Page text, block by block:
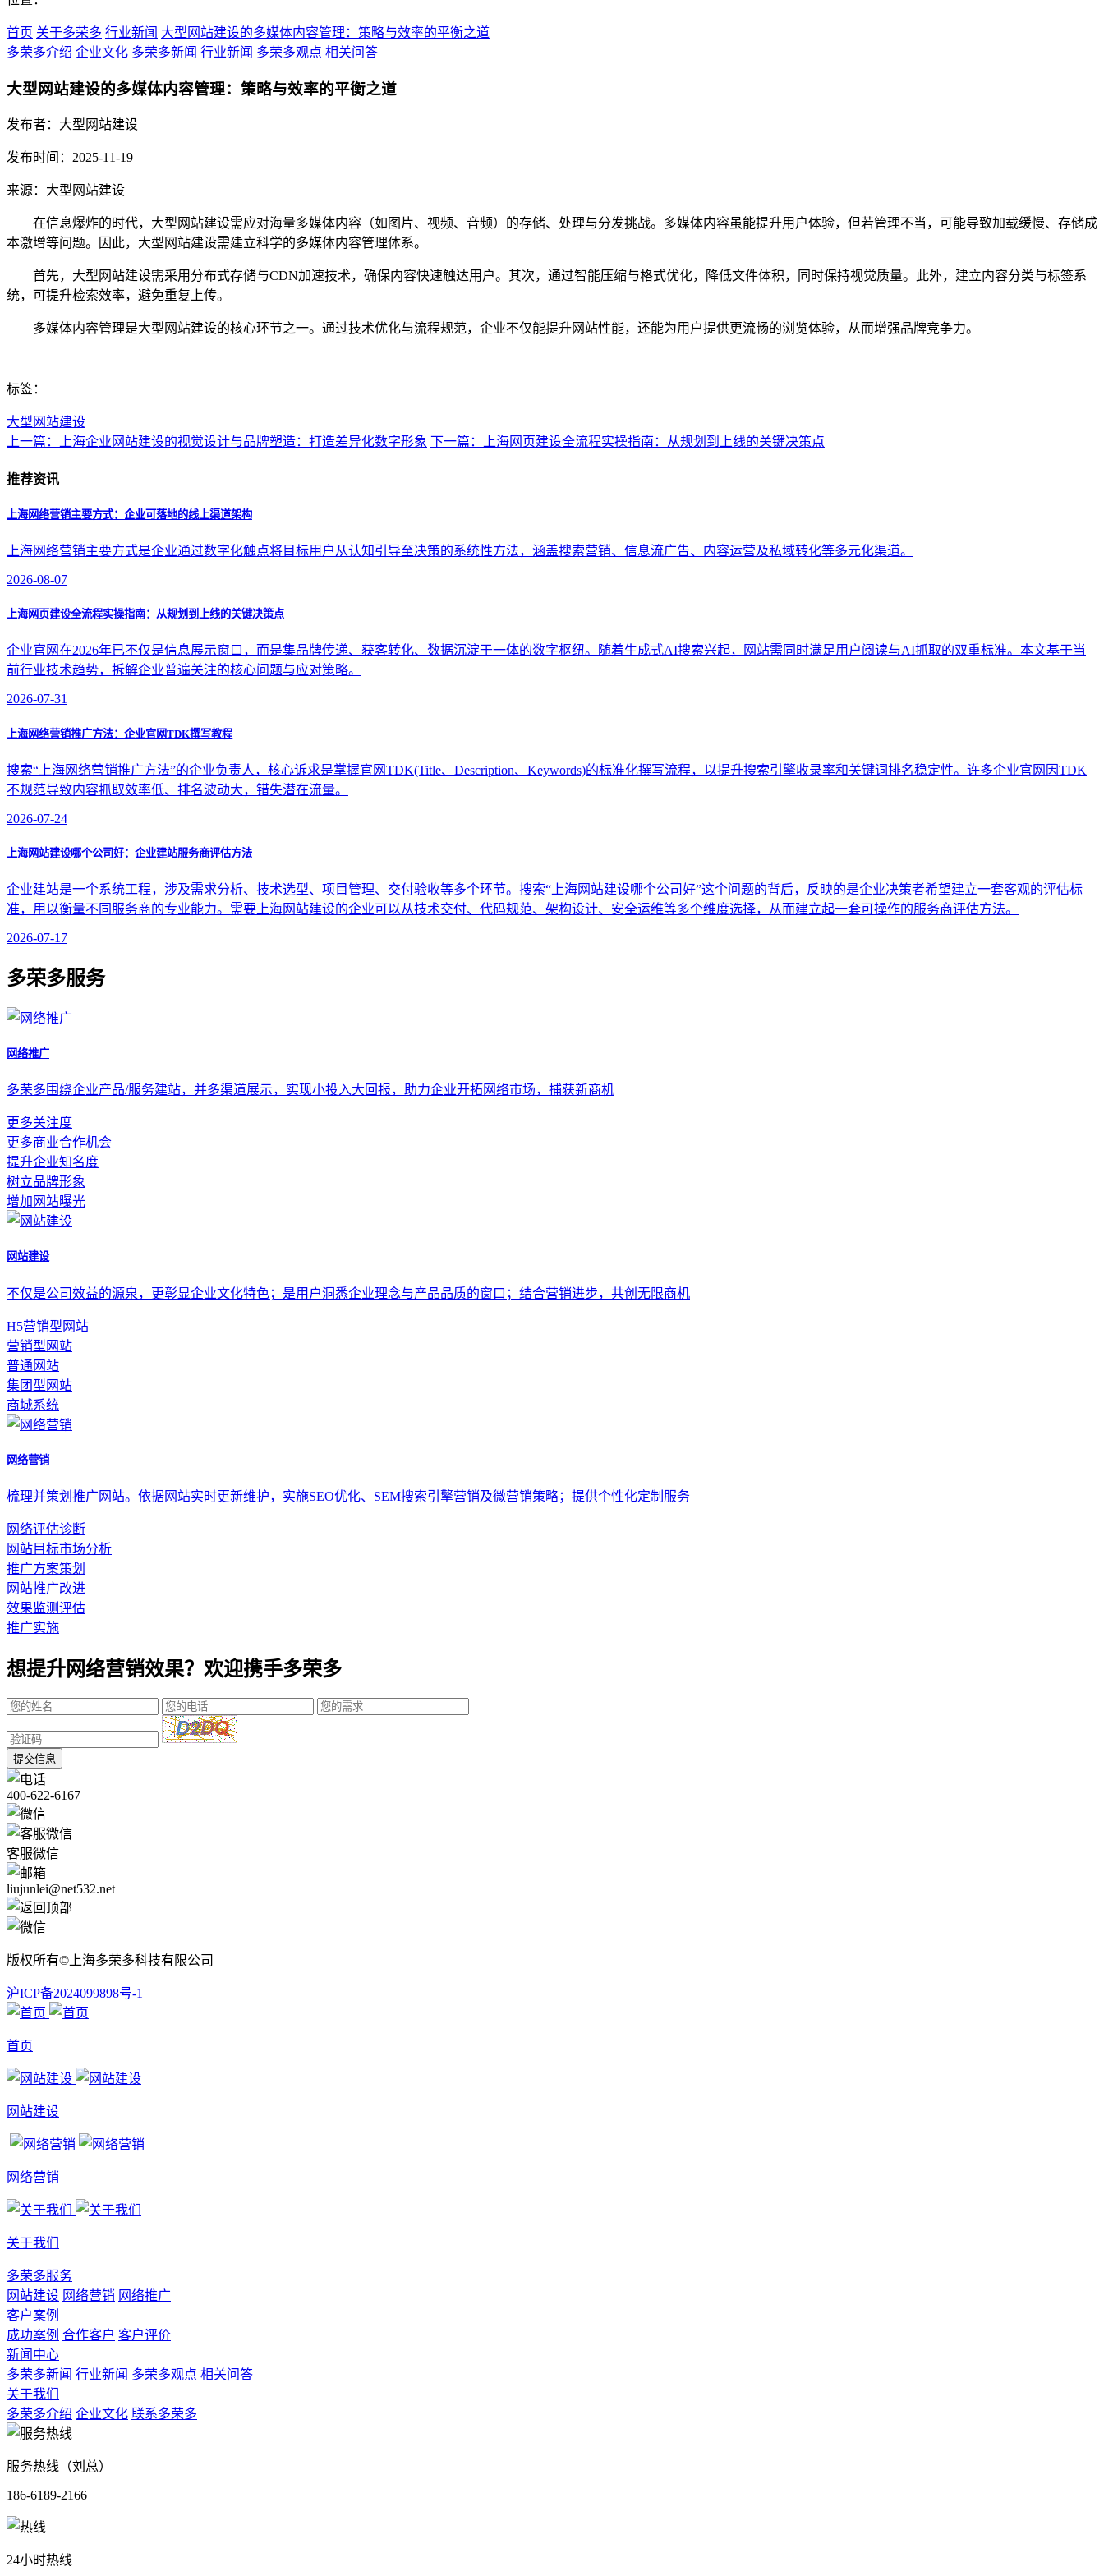
首页 关于多荣多 行业新闻 大型网站建设的多媒体内容管理：策略与效率的平衡之道
多荣多介绍 企业文化 多荣多新闻 行业新闻 多荣多观点 相关问答
大型网站建设的多媒体内容管理：策略与效率的平衡之道
发布者：大型网站建设
发布时间：2025-11-19
来源：大型网站建设
在信息爆炸的时代，大型网站建设需应对海量多媒体内容（如图片、视频、音频）的存储、处理与分发挑战。多媒体内容虽能提升用户体验，但若管理不当，可能导致加载缓慢、存储成
本激增等问题。因此，大型网站建设需建立科学的多媒体内容管理体系。
首先，大型网站建设需采用分布式存储与CDN加速技术，确保内容快速触达用户。其次，通过智能压缩与格式优化，降低文件体积，同时保持视觉质量。此外，建立内容分类与标签系
统，可提升检索效率，避免重复上传。
多媒体内容管理是大型网站建设的核心环节之一。通过技术优化与流程规范，企业不仅能提升网站性能，还能为用户提供更流畅的浏览体验，从而增强品牌竞争力。
标签：
大型网站建设
上一篇：上海企业网站建设的视觉设计与品牌塑造：打造差异化数字形象 下一篇：上海网页建设全流程实操指南：从规划到上线的关键决策点
推荐资讯
上海网络营销主要方式：企业可落地的线上渠道架构
上海网络营销主要方式是企业通过数字化触点将目标用户从认知引导至决策的系统性方法，涵盖搜索营销、信息流广告、内容运营及私域转化等多元化渠道。
2026-08-07
上海网页建设全流程实操指南：从规划到上线的关键决策点
企业官网在2026年已不仅是信息展示窗口，而是集品牌传递、获客转化、数据沉淀于一体的数字枢纽。随着生成式AI搜索兴起，网站需同时满足用户阅读与AI抓取的双重标准。本文基于当
前行业技术趋势，拆解企业普遍关注的核心问题与应对策略。
2026-07-31
上海网络营销推广方法：企业官网TDK撰写教程
搜索“上海网络营销推广方法”的企业负责人，核心诉求是掌握官网TDK(Title、Description、Keywords)的标准化撰写流程，以提升搜索引擎收录率和关键词排名稳定性。许多企业官网因TDK
不规范导致内容抓取效率低、排名波动大，错失潜在流量。
2026-07-24
上海网站建设哪个公司好：企业建站服务商评估方法
企业建站是一个系统工程，涉及需求分析、技术选型、项目管理、交付验收等多个环节。搜索“上海网站建设哪个公司好”这个问题的背后，反映的是企业决策者希望建立一套客观的评估标
准，用以衡量不同服务商的专业能力。需要上海网站建设的企业可以从技术交付、代码规范、架构设计、安全运维等多个维度选择，从而建立起一套可操作的服务商评估方法。
2026-07-17
多荣多服务
网络推广
多荣多围绕企业产品/服务建站，并多渠道展示，实现小投入大回报，助力企业开拓网络市场，捕获新商机
更多关注度
更多商业合作机会
提升企业知名度
树立品牌形象
增加网站曝光
网站建设
不仅是公司效益的源泉，更彰显企业文化特色；是用户洞悉企业理念与产品品质的窗口；结合营销进步，共创无限商机
H5营销型网站
营销型网站
普通网站
集团型网站
商城系统
网络营销
梳理并策划推广网站。依据网站实时更新维护，实施SEO优化、SEM搜索引擎营销及微营销策略；提供个性化定制服务
网络评估诊断
网站目标市场分析
推广方案策划
网站推广改进
效果监测评估
推广实施
想提升网络营销效果？欢迎携手多荣多
提交信息
400-622-6167
客服微信
liujunlei@net532.net
版权所有©上海多荣多科技有限公司
沪ICP备2024099898号-1
首页
网站建设
网络营销
关于我们
多荣多服务
网站建设 网络营销 网络推广
客户案例
成功案例 合作客户 客户评价
新闻中心
多荣多新闻 行业新闻 多荣多观点 相关问答
关于我们
多荣多介绍 企业文化 联系多荣多
服务热线（刘总）
186-6189-2166
24小时热线